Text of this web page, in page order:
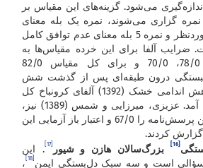
۸، ۱۳ و ۱۴ اندازه‌گیری می‌شود. گزینه‌های این مقیاس بر
گزاری می‌شوند، نمره یک بله معنای
توافق کامل با گزینه موردنظر و نمره 5 بله معنای عدم توافق کامل
ضرایب آلفا برای این خرده مقیاس‌ها به
ترتیب 72/0، 82/0، 78/0، 70/0 و برای کل مقیاس 82/0
درون طبقه‌ای پس از گذشت شش
ماه، 61/0 بود. در پژوهش اندامی خشک (1392) آلفای کرونباخ کل
مقیاس 86/0 به دست آمد. عزیزی، میرزایی و شمس (1389) نیز،
میزان آلفای کرونباخ این پرسش‌نامه را 67/0 و اعتبار باز آزمایی این
[16] بزرگ‌سالن‌ هازن و شیور [17]
. این
،